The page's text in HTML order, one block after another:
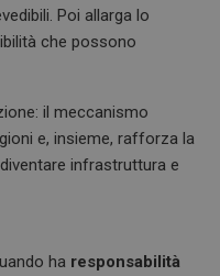
Poi allarga lo
che possono
il meccanismo
e, insieme, rafforza la
infrastruttura e
ha responsabilità
di pagina in un sito e utilizzato per
visitatori, sessioni e campagne per i
siti.
cookie garantisce che le richieste di
navigazione del visitatore siano
stesso server nel cluster.
Cookie generato da applicazioni
utente tra le pagine.